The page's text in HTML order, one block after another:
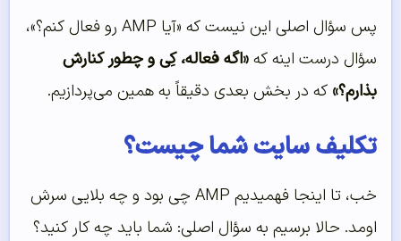
پس سؤال اصلی این نیست که «آیا AMP رو فعال کنم؟»،
سؤال درست اینه که«اگه فعاله، کِی و چطور کنارش
بذارم؟» که در بخش بعدی دقیقاً به همین می‌پردازیم.
تکلیف سایت شما چیست؟
خب، تا اینجا فهمیدیم AMP چی بود و چه بلایی سرش
اومد. حالا برسیم به سؤال اصلی: شما باید چه کار کنید؟